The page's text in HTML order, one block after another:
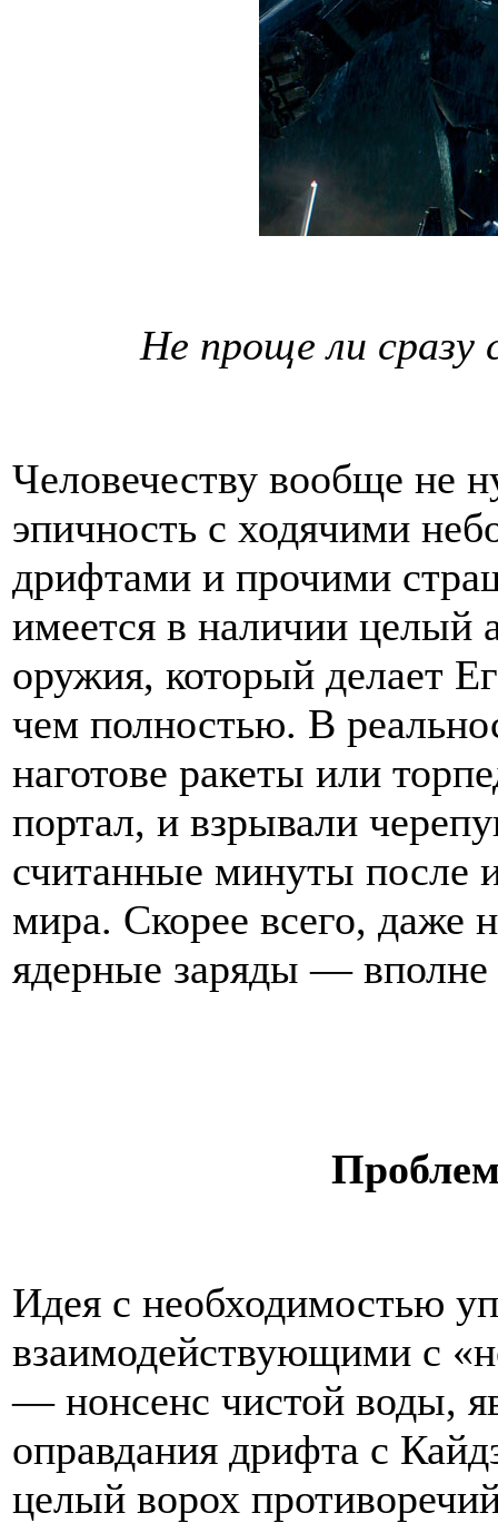
Не проще ли сразу
Человечеству вообще не
эпичность с ходячими
дрифтами и прочими
имеется в наличии целый
оружия, который делает
чем полностью. В
наготове ракеты или
портал, и взрывали
считанные минуты после
мира. Скорее всего, даже
ядерные заряды —
Идея с необходимостью
взаимодействующими с
— нонсенс чистой воды,
оправдания дрифта с
целый ворох